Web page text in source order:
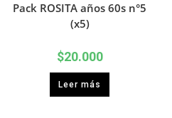
Pack ROSITA años 60s n°5
(x5)
$20.000
Leer más